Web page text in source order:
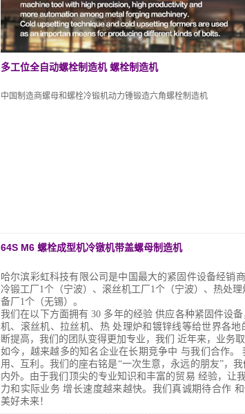
多工位全自动螺栓制造机 螺栓制造机
中国制造商螺母和螺栓冷锻机动力锤锻造六角螺栓制造机
64S M6 螺栓成型机冷镦机带盖螺母制造机
哈尔滨彩虹科技有限公司是中国最大的紧固件设备经销
冷锻工厂1个（宁波）、滚丝机工厂1个（宁波）、热处
备厂1个（无锡）。
我们在以下方面拥有 30 多年的经验 供应各种紧固件设备
机、滚丝机、拉丝机、热 处理炉和镀锌线等给世界各地
断提高，我们的团队变得更加专业，我们 近年来，业务
如今，越来越多的知名企业在长期竞争中 与我们合作。
用、互利。我们的座右铭是“一次生意，永远的朋友”，
内外。由于我们顶尖的专业知识和丰富的贸易 经验，让
力和实际业务 增长速度越来越快。我们真诚期待合作
美好未来！